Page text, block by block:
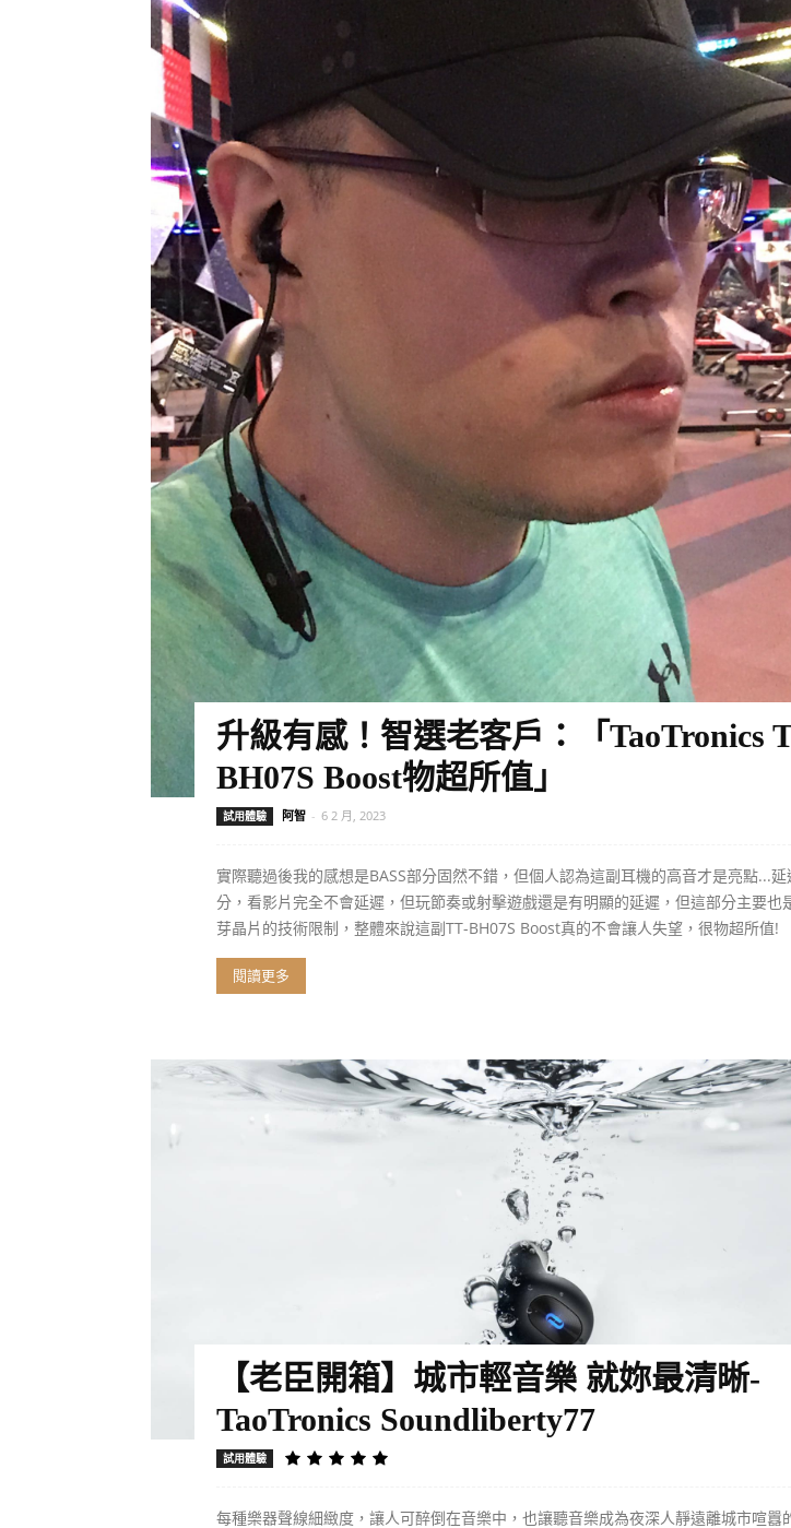
升級有感！智選老客戶：「TaoTronics
BH07S Boost物超所值」
試用體驗 阿智 - 6 2 月, 2023
實際聽過後我的感想是BASS部分固然不錯，但個人認為這副耳機的高音才是亮點...延
分，看影片完全不會延遲，但玩節奏或射擊遊戲還是有明顯的延遲，但這部分主要也
芽晶片的技術限制，整體來說這副TT-BH07S Boost真的不會讓人失望，很物超所值!
閱讀更多
【老臣開箱】城市輕音樂 就妳最清晰-
TaoTronics Soundliberty77
試用體驗
每種樂器聲線細緻度，讓人可醉倒在音樂中，也讓聽音樂成為夜深人靜遠離城市喧囂